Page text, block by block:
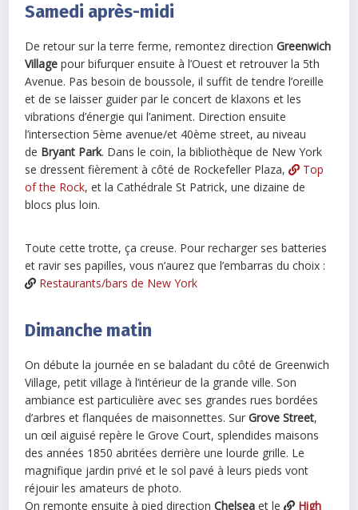
Samedi après-midi
De retour sur la terre ferme, remontez directionGreenwich
Village pour bifurquer ensuite à l’Ouest et retrouver la 5th
Avenue. Pas besoin de boussole, il suffit de tendre l’oreille
et de se laisser guider par le concert de klaxons et les
vibrations d’énergie qui l’animent. Direction ensuite
l’intersection 5ème avenue/et 40ème street, au niveau
de Bryant Park. Dans le coin, la bibliothèque de New York
se dressent fièrement à côté de Rockefeller Plaza,
Top
of the Rock, et la Cathédrale St Patrick, une dizaine de
blocs plus loin.
Toute cette trotte, ça creuse. Pour recharger ses batteries
et ravir ses papilles, vous n’aurez que l’embarras du choix :
Restaurants/bars de New York
Dimanche matin
On débute la journée en se baladant du côté de Greenwich
Village, petit village à l’intérieur de la grande ville. Son
ambiance est particulière avec ses grandes rues bordées
d’arbres et flanquées de maisonnettes. SurGrove Street,
un œil aiguisé repère le Grove Court, splendides maisons
des années 1850 abritées derrière une lourde grille. Le
magnifique jardin privé et le sol pavé à leurs pieds vont
réjouir les amateurs de photo.
On remonte ensuite à pied directionChelsea et le High